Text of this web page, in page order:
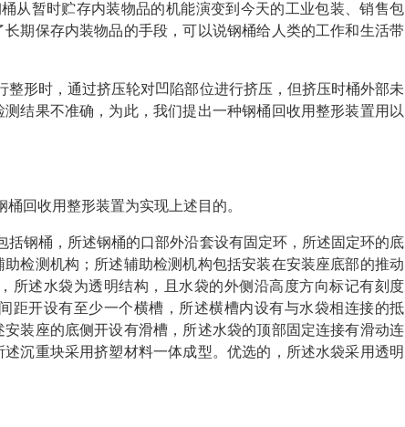
从暂时贮存内装物品的机能演变到今天的工业包装、销售包
期保存内装物品的手段，可以说钢桶给人类的工作和生活带
形时，通过挤压轮对凹陷部位进行挤压，但挤压时桶外部未
结果不准确，为此，我们提出一种钢桶回收用整形装置用以
回收用整形装置为实现上述目的。
钢桶，所述钢桶的口部外沿套设有固定环，所述固定环的底
检测机构；所述辅助检测机构包括安装在安装座底部的推动
所述水袋为透明结构，且水袋的外侧沿高度方向标记有刻度
距开设有至少一个横槽，所述横槽内设有与水袋相连接的抵
装座的底侧开设有滑槽，所述水袋的顶部固定连接有滑动连
沉重块采用挤塑材料一体成型。优选的，所述水袋采用透明